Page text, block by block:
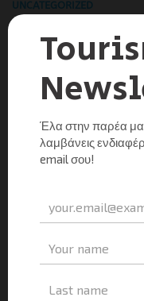
UNCATEGORIZED
Συνεργασία Κρήτης
Tourism Press 06/12/
Η ανάπτυξη της
τη διεκδίκηση
μεταξύ άλλων στη
Αρχή Λιμένων Κύπρου
X